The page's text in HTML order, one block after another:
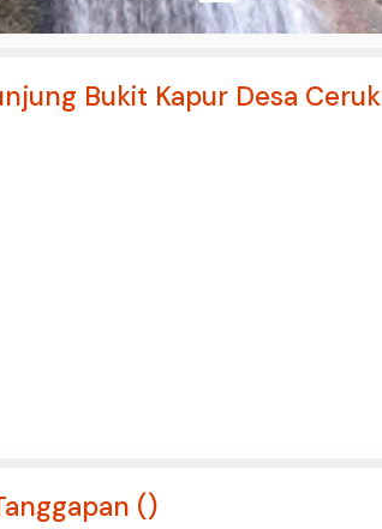
Bukit Kapur Desa Ceruk
()